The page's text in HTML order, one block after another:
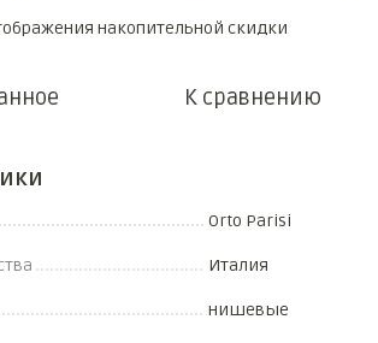
накопительной скидки
К сравнению
Orto Parisi
Италия
нишевые